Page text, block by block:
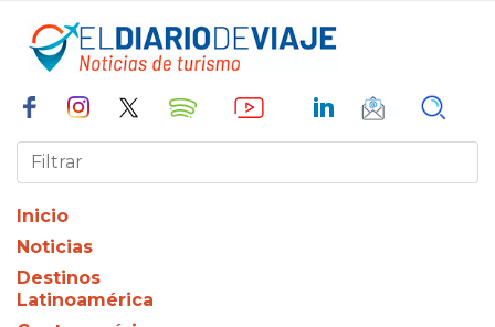
Inicio
Noticias
Destinos
Latinoamérica